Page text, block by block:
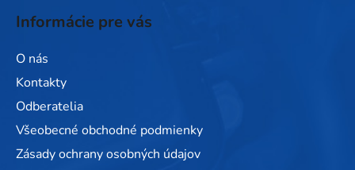
Informácie pre vás
O nás
Kontakty
Odberatelia
Všeobecné obchodné podmienky
Zásady ochrany osobných údajov